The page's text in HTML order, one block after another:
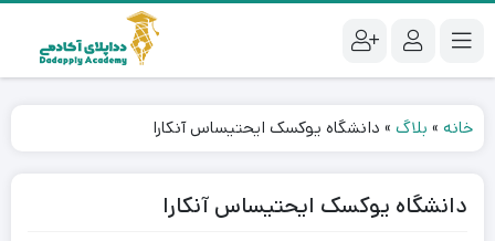
خانه » بلاگ » دانشگاه یوکسک ایحتیساس آنکارا
دانشگاه یوکسک ایحتیساس آنکارا